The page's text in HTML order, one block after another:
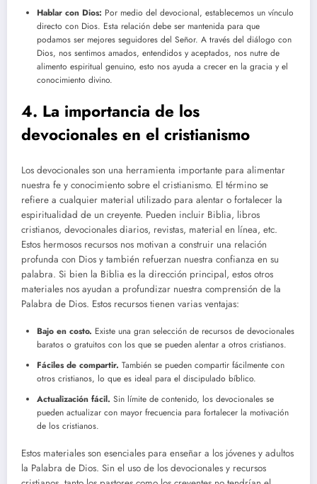
Hablar con Dios: Por medio del devocional, establecemos un vínculo
directo con Dios. Esta relación debe ser mantenida para que
podamos ser mejores seguidores del Señor. A través del diálogo con
Dios, nos sentimos amados, entendidos y aceptados, nos nutre de
alimento espiritual genuino, esto nos ayuda a crecer en la gracia y el
conocimiento divino.
4. La importancia de los
devocionales en el cristianismo
Los devocionales son una herramienta importante para alimentar
nuestra fe y conocimiento sobre el cristianismo. El término se
refiere a cualquier material utilizado para alentar o fortalecer la
espiritualidad de un creyente. Pueden incluir Biblia, libros
cristianos, devocionales diarios, revistas, material en línea, etc.
Estos hermosos recursos nos motivan a construir una relación
profunda con Dios y también refuerzan nuestra confianza en su
palabra. Si bien la Biblia es la dirección principal, estos otros
materiales nos ayudan a profundizar nuestra comprensión de la
Palabra de Dios. Estos recursos tienen varias ventajas:
Bajo en costo. Existe una gran selección de recursos de devocionales
baratos o gratuitos con los que se pueden alentar a otros cristianos.
Fáciles de compartir. También se pueden compartir fácilmente con
otros cristianos, lo que es ideal para el discipulado bíblico.
Actualización fácil. Sin límite de contenido, los devocionales se
pueden actualizar con mayor frecuencia para fortalecer la motivación
de los cristianos.
Estos materiales son esenciales para enseñar a los jóvenes y adultos
la Palabra de Dios. Sin el uso de los devocionales y recursos